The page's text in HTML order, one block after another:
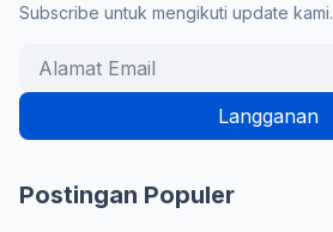
Subscribe untuk mengikuti update kami.
Postingan Populer